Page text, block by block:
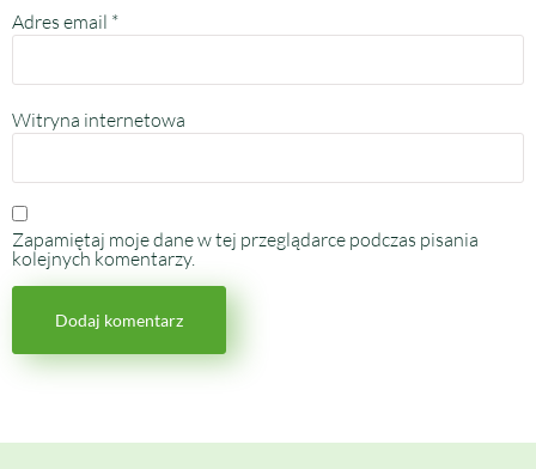
Adres email *
Witryna internetowa
Zapamiętaj moje dane w tej przeglądarce podczas pisania
kolejnych komentarzy.